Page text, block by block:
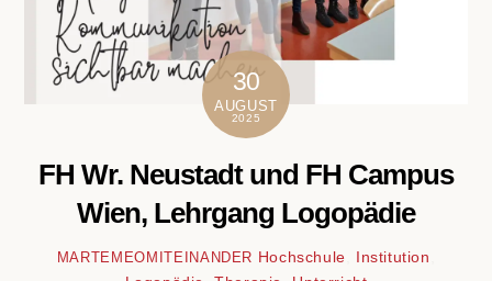
30
AUGUST
2025
FH Wr. Neustadt und FH Campus
Wien, Lehrgang Logopädie
MARTEMEOMITEINANDER Hochschule Institution